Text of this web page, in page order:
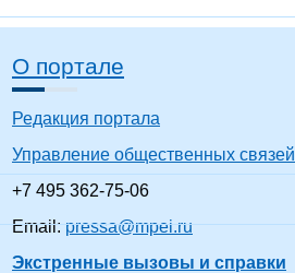
О портале
Редакция портала
Управление общественных связей
+7 495 362-75-06
Email: pressa@mpei.ru
Экстренные вызовы и справки